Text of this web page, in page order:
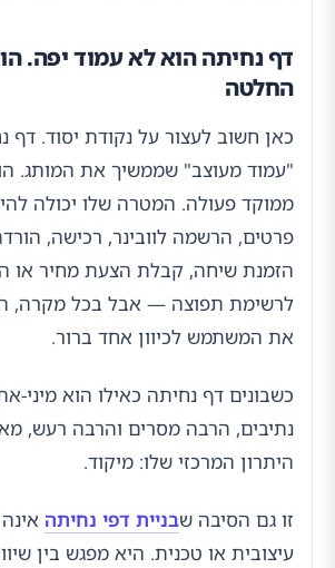
דף נחיתה הוא לא עמוד יפה.
החלטה
כאן חשוב לעצור על נקודת יסוד. דף
"עמוד מעוצב" שממשיך את המותג.
ממוקד פעולה. המטרה שלו יכולה
פרטים, הרשמה לוובינר, רכישה,
הזמנת שיחה, קבלת הצעת מחיר או
לרשימת תפוצה — אבל בכל מקרה,
את המשתמש לכיוון אחד ברור.
כשבונים דף נחיתה כאילו הוא
נתיבים, הרבה מסרים והרבה רעש,
היתרון המרכזי שלו: מיקוד.
זו גם הסיבה שבניית דפי נחיתה